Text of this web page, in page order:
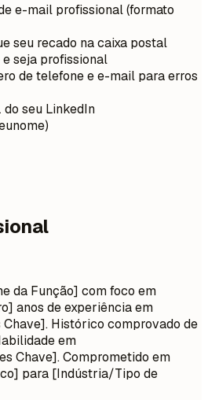
e-mail profissional (formato
seu recado na caixa postal
seja profissional
de telefone e e-mail para erros
do seu LinkedIn
da Função] com foco em
anos de experiência em
Histórico comprovado de
em
Chave]. Comprometido em
para [Indústria/Tipo de